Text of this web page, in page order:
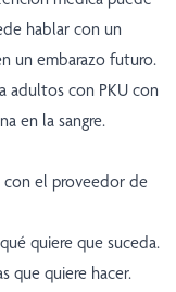
hablar con un
un embarazo futuro.
adultos con PKU con
en la sangre.
con el proveedor de
quiere que suceda.
que quiere hacer.